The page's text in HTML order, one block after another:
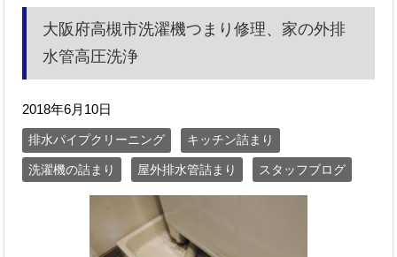
大阪府高槻市洗濯機つまり修理、家の外排
水管高圧洗浄
2018年6月10日
排水パイプクリーニング キッチン詰まり
洗濯機の詰まり 屋外排水管詰まり スタッフブログ